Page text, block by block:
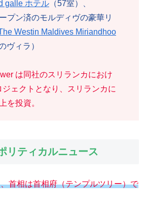
galle ホテル （57室）、
プン済のモルディヴの豪華リ
Westin Maldives Miriandhoo
ヴィラ）
は同社のスリランカにおけ
ジェクトとなり、スリランカに
を投資。
リティカルニュース
首相は首相府（テンプルツリー）で